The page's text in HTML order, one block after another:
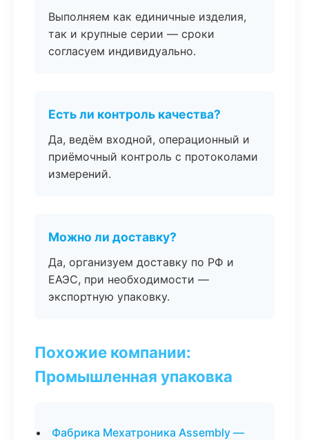
Выполняем как единичные изделия,
так и крупные серии — сроки
согласуем индивидуально.
Есть ли контроль качества?
Да, ведём входной, операционный и
приёмочный контроль с протоколами
измерений.
Можно ли доставку?
Да, организуем доставку по РФ и
ЕАЭС, при необходимости —
экспортную упаковку.
Похожие компании:
Промышленная упаковка
Фабрика Мехатроника Assembly —